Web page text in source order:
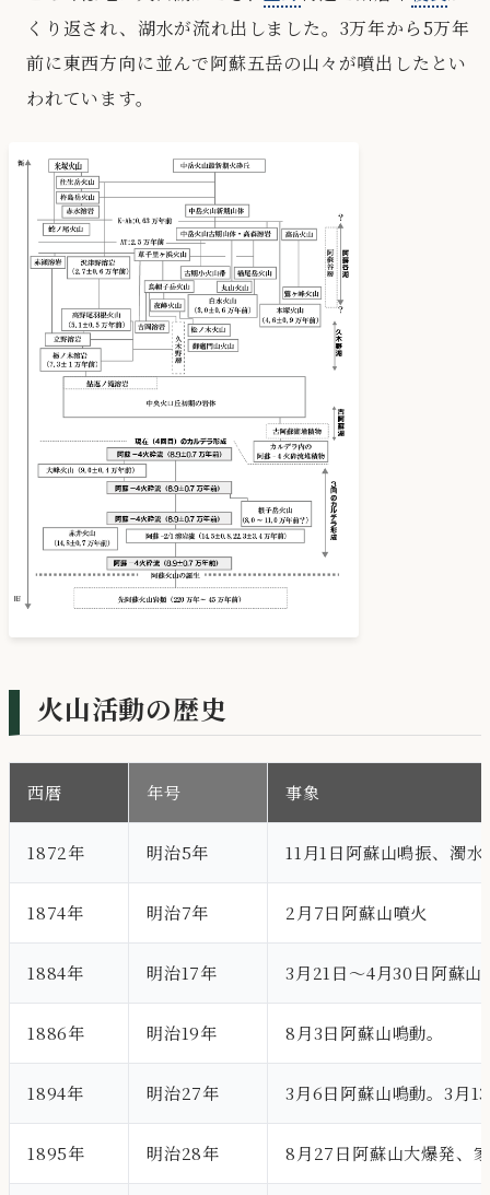
くり返され、湖水が流れ出しました。3万年から5万年
前に東西方向に並んで阿蘇五岳の山々が噴出したとい
われています。
火山活動の歴史
西暦 年号 事象
1872年 明治5年 11月1日阿蘇山鳴振、濁
1874年 明治7年 2月7日阿蘇山噴火
1884年 明治17年 3月21日～4月30日阿蘇
1886年 明治19年 8月3日阿蘇山鳴動。
1894年 明治27年 3月6日阿蘇山鳴動。3月
1895年 明治28年 8月27日阿蘇山大爆発、